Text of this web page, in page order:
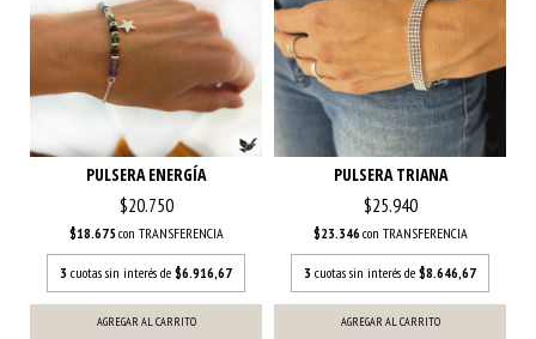
PULSERA ENERGÍA
$20.750
$18.675con TRANSFERENCIA
3 cuotas sin interés de $6.916,67
AGREGAR AL CARRITO
PULSERA TRIANA
$25.940
$23.346con TRANSFERENCIA
3 cuotas sin interés de $8.646,67